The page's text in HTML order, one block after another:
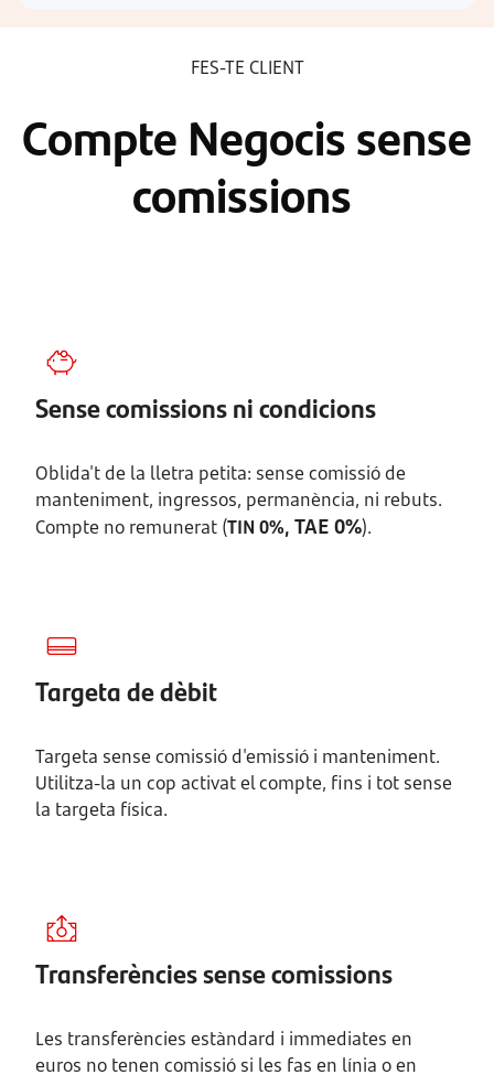
FES-TE CLIENT
Compte Negocis sense
comissions
Sense comissions ni condicions
Oblida't de la lletra petita: sense comissió de
manteniment, ingressos, permanència, ni rebuts.
Compte no remunerat (TIN 0%, TAE 0%).
Targeta de dèbit
Targeta sense comissió d'emissió i manteniment.
Utilitza-la un cop activat el compte, fins i tot sense
la targeta física.
Transferències sense comissions
Les transferències estàndard i immediates en
euros no tenen comissió si les fas en línia o en